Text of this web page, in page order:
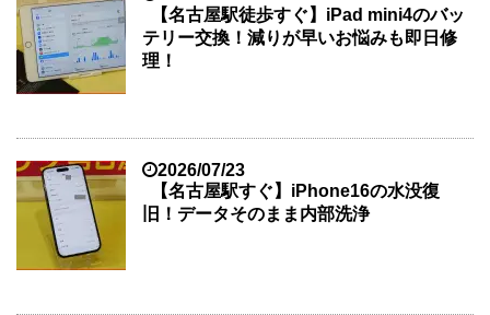
【名古屋駅徒歩すぐ】iPad mini4のバッ
テリー交換！減りが早いお悩みも即日修
理！
2026/07/23
【名古屋駅すぐ】iPhone16の水没復
旧！データそのまま内部洗浄